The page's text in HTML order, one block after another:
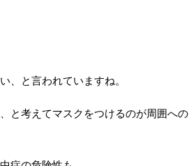
、と言われていますね。
と考えてマスクをつけるのが周囲への